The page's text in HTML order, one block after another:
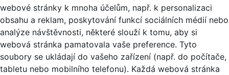
webové stránky k mnoha účelům, např. k personalizaci
obsahu a reklam, poskytování funkcí sociálních médií nebo
analýze návštěvnosti, některé slouží k tomu, aby si
webová stránka pamatovala vaše preference. Tyto
soubory se ukládají do vašeho zařízení (např. do počítače,
tabletu nebo mobilního telefonu). Každá webová stránka